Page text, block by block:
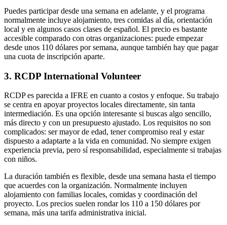
Puedes participar desde una semana en adelante, y el programa
normalmente incluye alojamiento, tres comidas al día, orientación
local y en algunos casos clases de español. El precio es bastante
accesible comparado con otras organizaciones: puede empezar
desde unos 110 dólares por semana, aunque también hay que pagar
una cuota de inscripción aparte.
3. RCDP International Volunteer
RCDP es parecida a IFRE en cuanto a costos y enfoque. Su trabajo
se centra en apoyar proyectos locales directamente, sin tanta
intermediación. Es una opción interesante si buscas algo sencillo,
más directo y con un presupuesto ajustado. Los requisitos no son
complicados: ser mayor de edad, tener compromiso real y estar
dispuesto a adaptarte a la vida en comunidad. No siempre exigen
experiencia previa, pero sí responsabilidad, especialmente si trabajas
con niños.
La duración también es flexible, desde una semana hasta el tiempo
que acuerdes con la organización. Normalmente incluyen
alojamiento con familias locales, comidas y coordinación del
proyecto. Los precios suelen rondar los 110 a 150 dólares por
semana, más una tarifa administrativa inicial.